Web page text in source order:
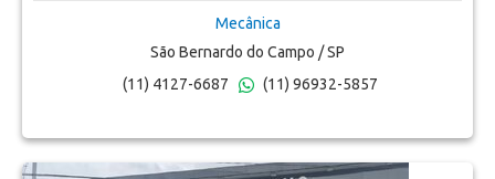
Mecânica
São Bernardo do Campo / SP
(11) 4127-6687
(11) 96932-5857